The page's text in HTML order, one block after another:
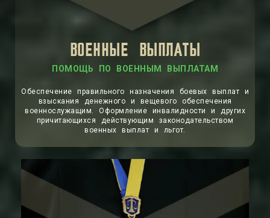
ВОЕННЫЕ ВЫПЛАТЫ
ПОМОЩЬ ПО ВОЕННЫМ ВЫПЛАТАМ
Обеспечение правильного назначения боевых выплат и
взыскания денежного и вещевого обеспечения
военнослужащим. Оформление инвалидности и других
причитающихся действующим законодательством
военных выплат и льгот.